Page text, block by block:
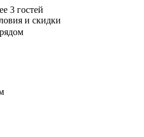
3 гостей
и скидки